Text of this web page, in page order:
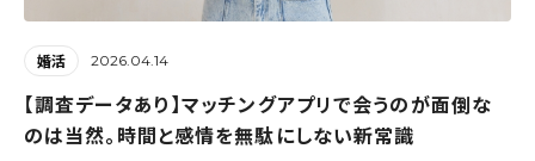
婚活 2026.04.14
【調査データあり】マッチングアプリで会うのが面倒な
のは当然。時間と感情を無駄にしない新常識